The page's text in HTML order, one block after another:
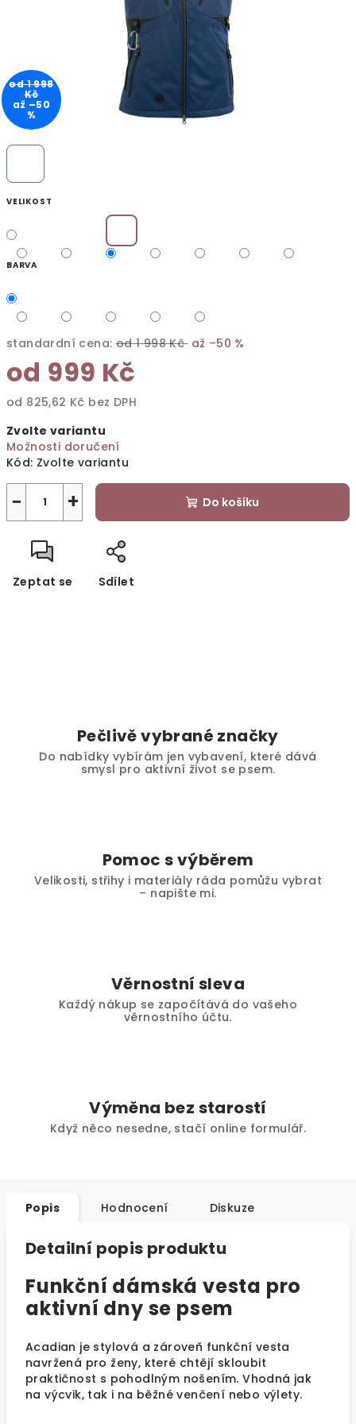
VELIKOST
BARVA
standardní cena: od 1 998 Kč až –50 %
od 999 Kč
od 825,62 Kč bez DPH
cena:
Zvolte variantu
Možnosti doručení
Kód: Zvolte variantu
+
− Do košíku
Zeptat se Sdílet
od 1 998
Kč
až –50
%
Pečlivě vybrané značky
Do nabídky vybírám jen vybavení, které dává
smysl pro aktivní život se psem.
Pomoc s výběrem
Velikosti, střihy i materiály ráda pomůžu vybrat
– napište mi.
Věrnostní sleva
Každý nákup se započítává do vašeho
věrnostního účtu.
Výměna bez starostí
Když něco nesedne, stačí online formulář.
Popis Hodnocení Diskuze
Detailní popis produktu
Funkční dámská vesta pro
aktivní dny se psem
Acadian je stylová a zároveň funkční vesta
navržená pro ženy, které chtějí skloubit
praktičnost s pohodlným nošením. Vhodná jak
na výcvik, tak i na běžné venčení nebo výlety.